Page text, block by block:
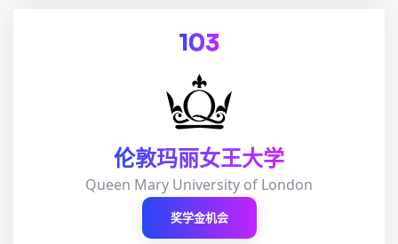
103
伦敦玛丽女王大学
Queen Mary University of London
奖学金机会